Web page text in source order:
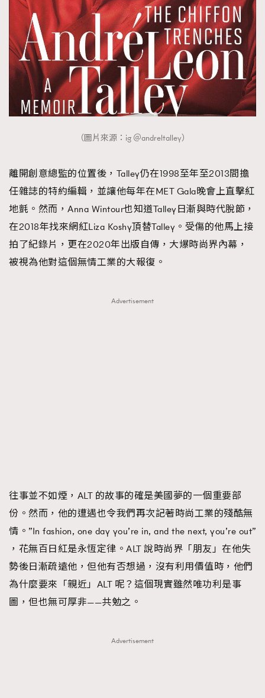
（圖片來源：ig ＠andreltalley）
離開創意總監的位置後，Talley仍在1998至年至2013間擔
任雜誌的特約編輯，並讓他每年在MET Gala晚會上直擊紅
地氈。然而，Anna Wintour也知道Talley日漸與時代脫節，
在2018年找來網紅Liza Koshy頂替Talley。受傷的他馬上接
拍了紀錄片，更在2020年出版自傳，大爆時尚界內幕，
被視為他對這個無情工業的大報復。
Advertisement
往事並不如煙，ALT 的故事的確是美國夢的一個重要部
份。然而，他的遭遇也令我們再次記著時尚工業的殘酷無
情。”In fashion, one day you’re in, and the next, you’re out”
，花無百日紅是永恆定律。ALT 說時尚界「朋友」在他失
勢後日漸疏遠他，但他有否想過，沒有利用價值時，他們
為什麼要來「親近」ALT 呢？這個現實雖然唯功利是事
圖，但也無可厚非——共勉之。
Advertisement